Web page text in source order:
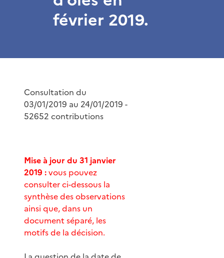
février 2019.
Consultation du
03/01/2019 au 24/01/2019 -
52652 contributions
Mise à jour du 31 janvier
2019 :vous pouvez
consulter ci-dessous la
synthèse des observations
ainsi que, dans un
document séparé, les
motifs de la décision.